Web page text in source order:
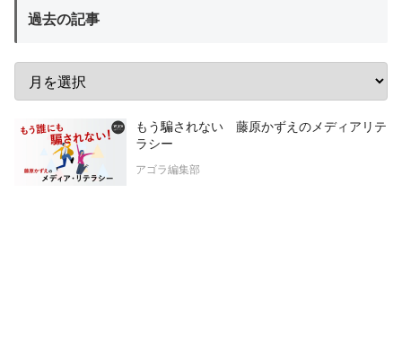
過去の記事
もう騙されない 藤原かずえのメディアリテ
ラシー
アゴラ編集部